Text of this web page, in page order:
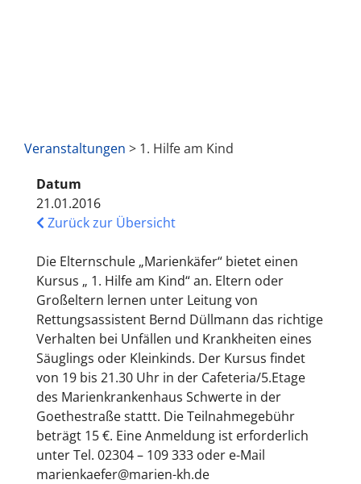
Veranstaltungen > 1. Hilfe am Kind
Datum
21.01.2016
Zurück zur Übersicht
Die Elternschule „Marienkäfer“ bietet einen
Kursus „ 1. Hilfe am Kind“ an. Eltern oder
Großeltern lernen unter Leitung von
Rettungsassistent Bernd Düllmann das richtige
Verhalten bei Unfällen und Krankheiten eines
Säuglings oder Kleinkinds. Der Kursus findet
von 19 bis 21.30 Uhr in der Cafeteria/5.Etage
des Marienkrankenhaus Schwerte in der
Goethestraße stattt. Die Teilnahmegebühr
beträgt 15 €. Eine Anmeldung ist erforderlich
unter Tel. 02304 – 109 333 oder e-Mail
marienkaefer@marien-kh.de